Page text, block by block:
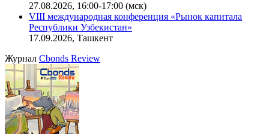
27.08.2026, 16:00-17:00 (мск)
VIII международная конференция «Рынок капитала
Республики Узбекистан»
17.09.2026, Ташкент
Журнал Cbonds Review